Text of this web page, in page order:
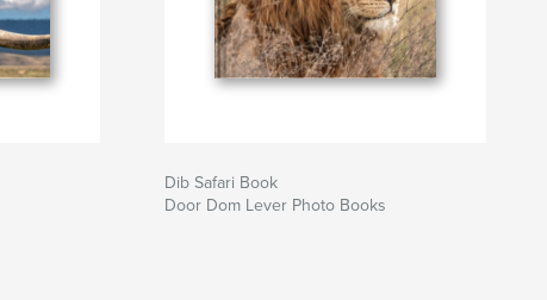
Dib Safari Book
Door Dom Lever Photo Books